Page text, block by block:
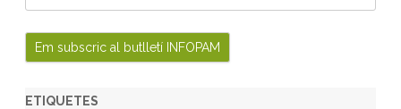
ETIQUETES